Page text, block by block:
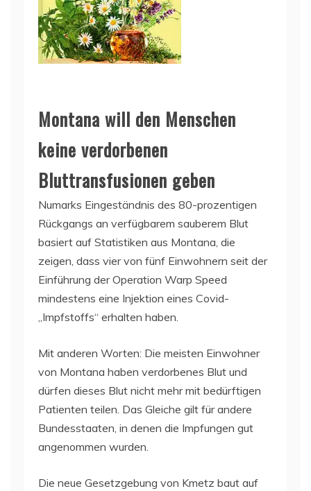
Montana will den Menschen
keine verdorbenen
Bluttransfusionen geben
Numarks Eingeständnis des 80-prozentigen
Rückgangs an verfügbarem sauberem Blut
basiert auf Statistiken aus Montana, die
zeigen, dass vier von fünf Einwohnern seit der
Einführung der Operation Warp Speed
mindestens eine Injektion eines Covid-
„Impfstoffs“ erhalten haben.
Mit anderen Worten: Die meisten Einwohner
von Montana haben verdorbenes Blut und
dürfen dieses Blut nicht mehr mit bedürftigen
Patienten teilen. Das Gleiche gilt für andere
Bundesstaaten, in denen die Impfungen gut
angenommen wurden.
Die neue Gesetzgebung von Kmetz baut auf